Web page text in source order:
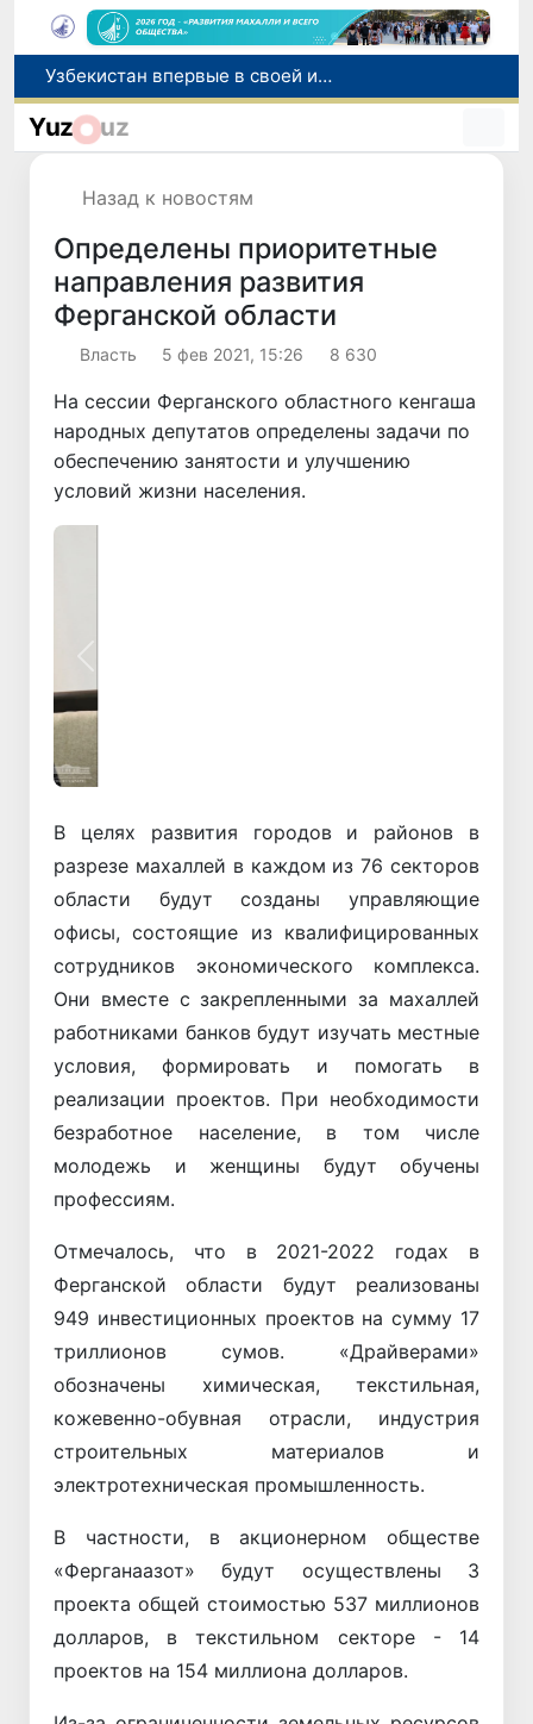
Число пользователей мобильного интернета в Узбекистане за 10 лет выросло в 4,3 раза
При содействии Генконсульства Узбекистана соотечественница, перенесшая инсульт в Алматы, вернулась на родину
Yuz uz
Назад к новостям
Определены приоритетные
направления развития
Ферганской области
Власть 5 фев 2021, 15:26 8 630
На сессии Ферганского областного кенгаша
народных депутатов определены задачи по
обеспечению занятости и улучшению
условий жизни населения.
В целях развития городов и районов в
разрезе махаллей в каждом из 76 секторов
области будут созданы управляющие
офисы, состоящие из квалифицированных
сотрудников экономического комплекса.
Они вместе с закрепленными за махаллей
работниками банков будут изучать местные
условия, формировать и помогать в
реализации проектов. При необходимости
безработное население, в том числе
молодежь и женщины будут обучены
профессиям.
Отмечалось, что в 2021-2022 годах в
Ферганской области будут реализованы
949 инвестиционных проектов на сумму 17
триллионов сумов. «Драйверами»
обозначены химическая, текстильная,
кожевенно-обувная отрасли, индустрия
строительных материалов и
электротехническая промышленность.
В частности, в акционерном обществе
«Ферганаазот» будут осуществлены 3
проекта общей стоимостью 537 миллионов
долларов, в текстильном секторе - 14
проектов на 154 миллиона долларов.